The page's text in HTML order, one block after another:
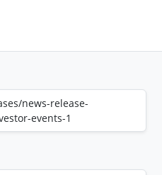
news-release-
events-1